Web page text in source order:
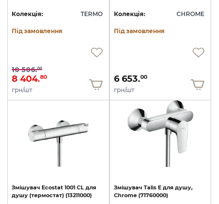
Колекція: TERMO
Під замовлення
10 506.00
8 404.80
грн/шт
Колекція: CHROME
Під замовлення
6 653.00
грн/шт
Змішувач Ecostat 1001 CL для
душу (термостат) (13211000)
Змішувач Talis E для душу,
Chrome (71760000)